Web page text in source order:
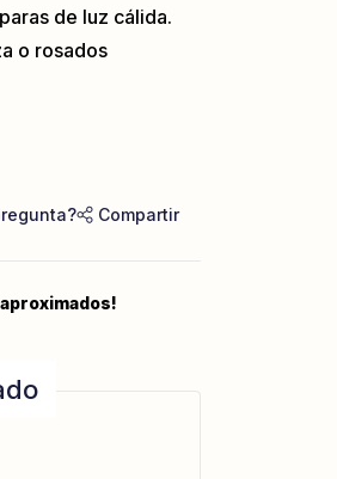
de luz cálida.
o rosados
Compartir